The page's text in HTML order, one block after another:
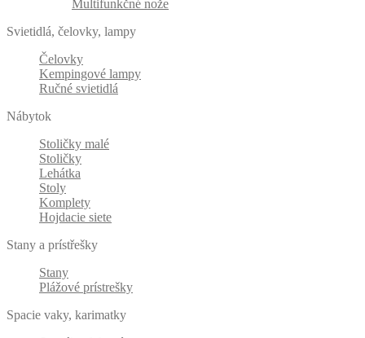
Multifunkčné nože
Svietidlá, čelovky, lampy
Čelovky
Kempingové lampy
Ručné svietidlá
Nábytok
Stoličky malé
Stoličky
Lehátka
Stoly
Komplety
Hojdacie siete
Stany a prístřešky
Stany
Plážové prístrešky
Spacie vaky, karimatky